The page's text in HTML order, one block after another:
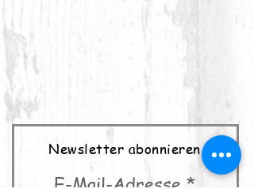
Newsletter abonnieren
E-Mail-Adresse